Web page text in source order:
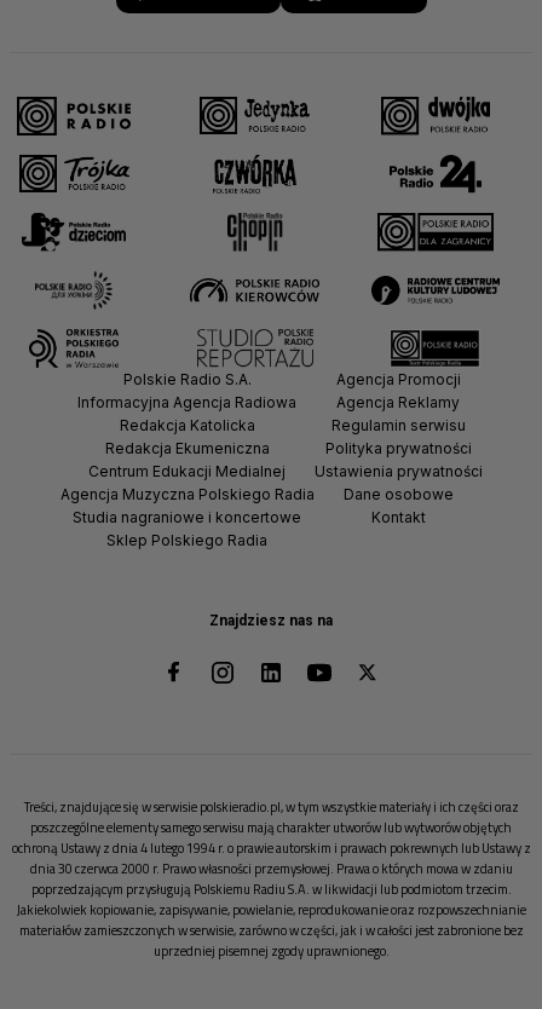
Znajdziesz nas na
Polskie Radio S.A.
Informacyjna Agencja Radiowa
Redakcja Katolicka
Redakcja Ekumeniczna
Centrum Edukacji Medialnej
Agencja Muzyczna Polskiego Radia
Studia nagraniowe i koncertowe
Sklep Polskiego Radia
Agencja Promocji
Agencja Reklamy
Regulamin serwisu
Polityka prywatności
Ustawienia prywatności
Dane osobowe
Kontakt
Treści, znajdujące się w serwisie polskieradio.pl, w tym wszystkie materiały i ich części oraz
poszczególne elementy samego serwisu mają charakter utworów lub wytworów objętych
ochroną Ustawy z dnia 4 lutego 1994 r. o prawie autorskim i prawach pokrewnych lub Ustawy z
dnia 30 czerwca 2000 r. Prawo własności przemysłowej. Prawa o których mowa w zdaniu
poprzedzającym przysługują Polskiemu Radiu S.A. w likwidacji lub podmiotom trzecim.
Jakiekolwiek kopiowanie, zapisywanie, powielanie, reprodukowanie oraz rozpowszechnianie
materiałów zamieszczonych w serwisie, zarówno w części, jak i w całości jest zabronione bez
uprzedniej pisemnej zgody uprawnionego.